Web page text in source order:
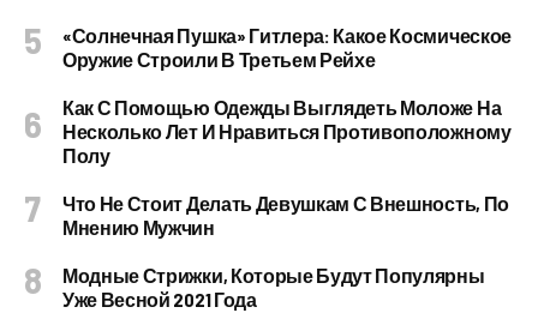
«Солнечная Пушка» Гитлера: Какое Космическое
Оружие Строили В Третьем Рейхе
Как С Помощью Одежды Выглядеть Моложе На
Несколько Лет И Нравиться Противоположному
Полу
Что Не Стоит Делать Девушкам С Внешность, По
Мнению Мужчин
Модные Стрижки, Которые Будут Популярны
Уже Весной 2021 Года